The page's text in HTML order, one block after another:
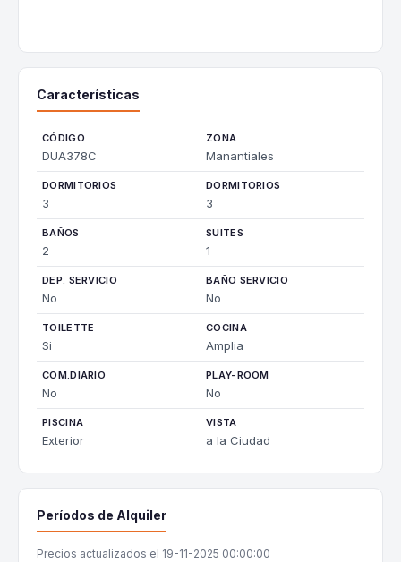
Características
CÓDIGO
DUA378C
ZONA
Manantiales
DORMITORIOS
3
DORMITORIOS
3
BAÑOS
2
SUITES
1
DEP. SERVICIO
No
BAÑO SERVICIO
No
TOILETTE
Si
COCINA
Amplia
COM.DIARIO
No
PLAY-ROOM
No
PISCINA
Exterior
VISTA
a la Ciudad
Períodos de Alquiler
Precios actualizados el 19-11-2025 00:00:00